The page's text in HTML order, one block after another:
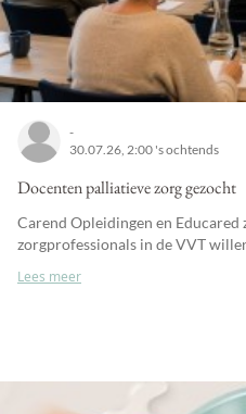
-
30.07.26, 2:00 's ochtends
Docenten palliatieve zorg gezocht
Carend Opleidingen en
zorgprofessionals in de VVT
Lees meer